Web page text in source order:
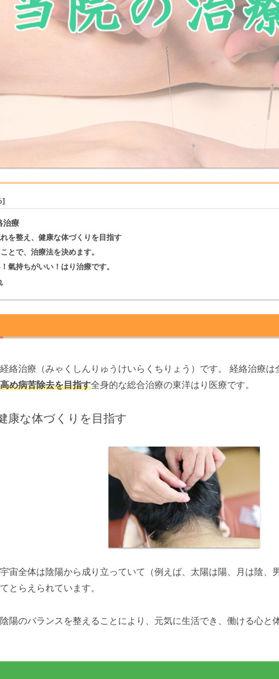
治療
を整え、健康な体づくりを目指す
とで、治療法を決めます。
氣持ちがいい！はり治療です。
絡治療（みゃくしんりゅうけいらくちりょう ）です。 経絡治療
め病苦除去を目指す全身的な総合治療の東洋はり医療です。
康な体づくりを目指す
宙全体は陰陽から成り立っていて（例えば、太陽は陽、月は陰
とらえられています。
陽のバランスを整えることにより、元気に生活でき、働ける心と